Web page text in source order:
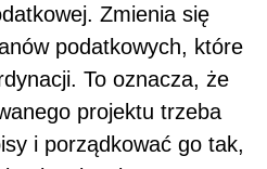
Zmienia się
podatkowych, które
To oznacza, że
projektu trzeba
i porządkować go tak,